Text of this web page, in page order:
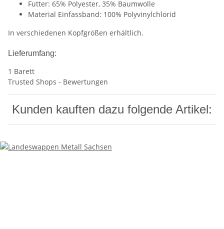
Futter: 65% Polyester, 35% Baumwolle
Material Einfassband: 100% Polyvinylchlorid
In verschiedenen Kopfgrößen erhältlich.
Lieferumfang:
1 Barett
Trusted Shops - Bewertungen
Kunden kauften dazu folgende Artikel: